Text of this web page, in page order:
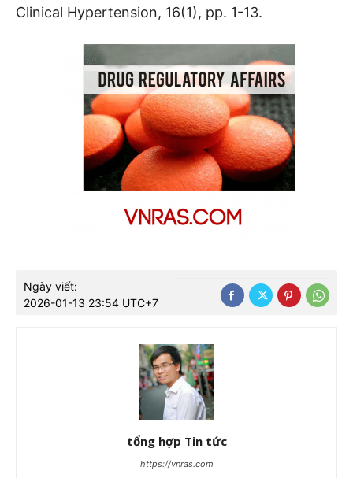
Clinical Hypertension, 16(1), pp. 1-13.
Ngày viết:
2026-01-13 23:54 UTC+7
tổng hợp Tin tức
https://vnras.com